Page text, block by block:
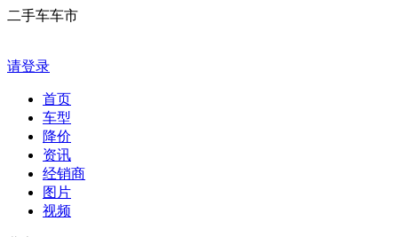
二手车车市
请登录
首页
车型
降价
资讯
经销商
图片
视频